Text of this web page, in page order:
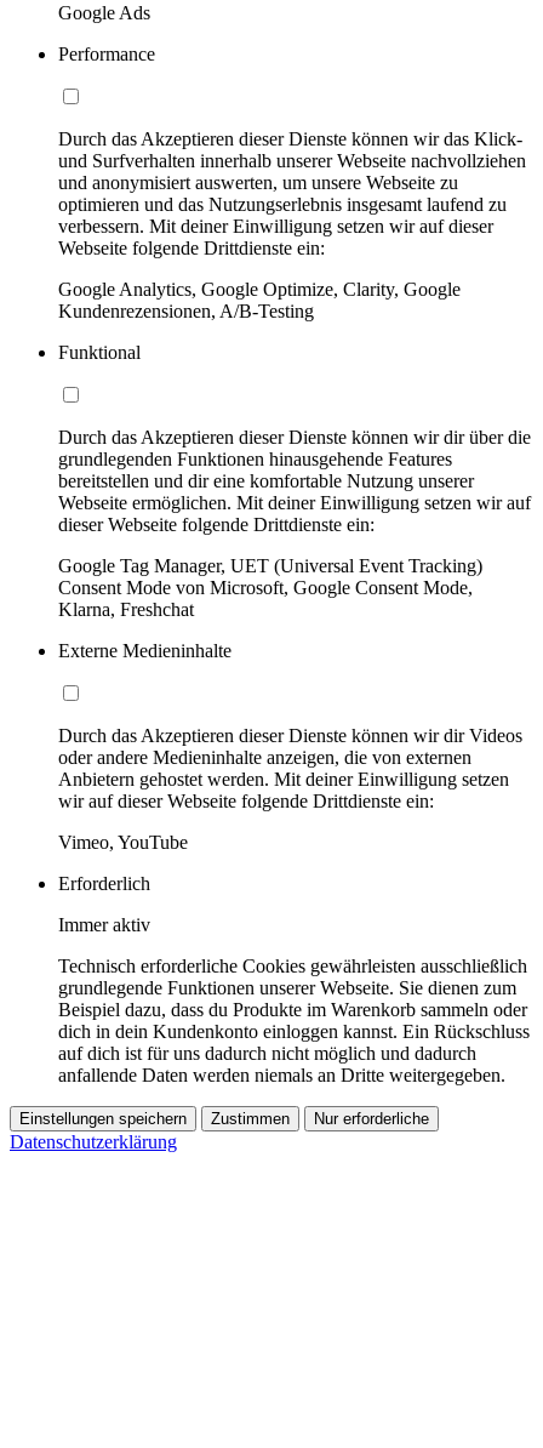
Google Ads
Performance
Durch das Akzeptieren dieser Dienste können wir das Klick-
und Surfverhalten innerhalb unserer Webseite nachvollziehen
und anonymisiert auswerten, um unsere Webseite zu
optimieren und das Nutzungserlebnis insgesamt laufend zu
verbessern. Mit deiner Einwilligung setzen wir auf dieser
Webseite folgende Drittdienste ein:
Google Analytics, Google Optimize, Clarity, Google
Kundenrezensionen, A/B-Testing
Funktional
Durch das Akzeptieren dieser Dienste können wir dir über die
grundlegenden Funktionen hinausgehende Features
bereitstellen und dir eine komfortable Nutzung unserer
Webseite ermöglichen. Mit deiner Einwilligung setzen wir auf
dieser Webseite folgende Drittdienste ein:
Google Tag Manager, UET (Universal Event Tracking)
Consent Mode von Microsoft, Google Consent Mode,
Klarna, Freshchat
Externe Medieninhalte
Durch das Akzeptieren dieser Dienste können wir dir Videos
oder andere Medieninhalte anzeigen, die von externen
Anbietern gehostet werden. Mit deiner Einwilligung setzen
wir auf dieser Webseite folgende Drittdienste ein:
Vimeo, YouTube
Erforderlich
Immer aktiv
Technisch erforderliche Cookies gewährleisten ausschließlich
grundlegende Funktionen unserer Webseite. Sie dienen zum
Beispiel dazu, dass du Produkte im Warenkorb sammeln oder
dich in dein Kundenkonto einloggen kannst. Ein Rückschluss
auf dich ist für uns dadurch nicht möglich und dadurch
anfallende Daten werden niemals an Dritte weitergegeben.
Einstellungen speichern Zustimmen Nur erforderliche
Datenschutzerklärung